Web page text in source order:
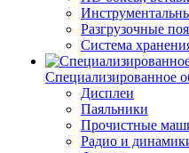
Разгрузочные
Система
Специализированное
Дисплеи
Паяльники
Прочистные
Радио и